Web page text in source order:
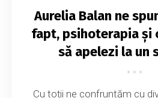
Aurelia Balan ne
fapt, psihoterapia și
să apelezi la un
Cu toții ne confruntăm cu